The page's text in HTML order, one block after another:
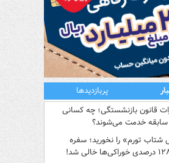
پربازدیدها
قانون بازنشستگی؛ چه کسانی
خدمت می‌شوند؟
تورم» را نخورید؛ سفره